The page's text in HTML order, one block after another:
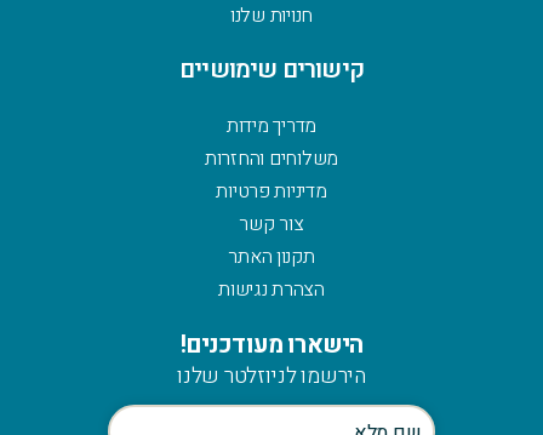
חנויות שלנו
קישורים שימושיים
מדריך מידות
משלוחים והחזרות
מדיניות פרטיות
צור קשר
תקנון האתר
הצהרת נגישות
הישארו מעודכנים!
הירשמו לניוזלטר שלנו